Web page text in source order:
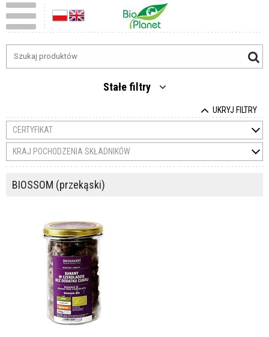
Stałe filtry
UKRYJ FILTRY
CERTYFIKAT
KRAJ POCHODZENIA SKŁADNIKÓW
BIOSSOM (przekąski)